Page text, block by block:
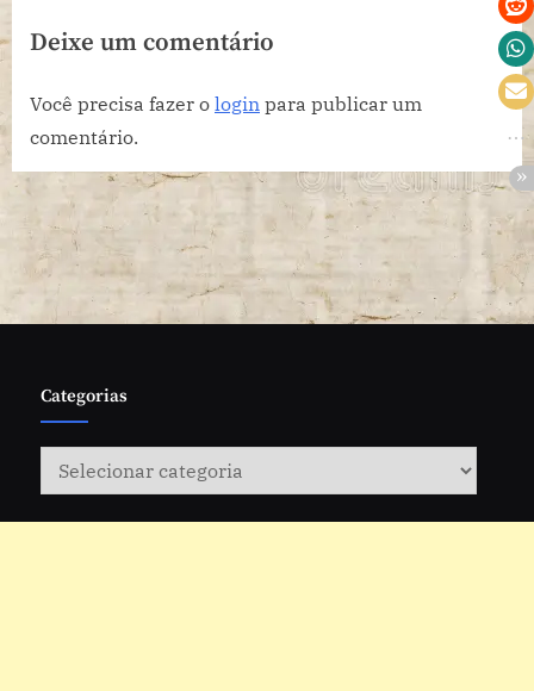
Deixe um comentário
Você precisa fazer o login para publicar um
comentário.
Categorias
Categorias